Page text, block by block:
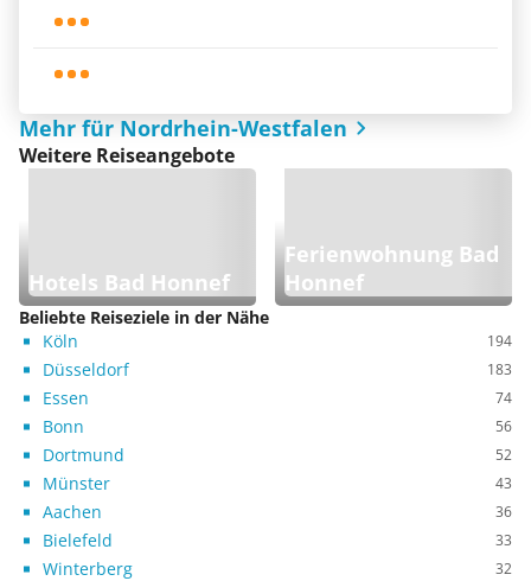
Mehr für Nordrhein-Westfalen
Weitere Reiseangebote
Hotels Bad Honnef
Ferienwohnung Bad
Honnef
Beliebte Reiseziele in der Nähe
Köln
194
Düsseldorf 183
Essen 74
Bonn 56
Dortmund 52
Münster 43
Aachen 36
Bielefeld 33
Winterberg 32